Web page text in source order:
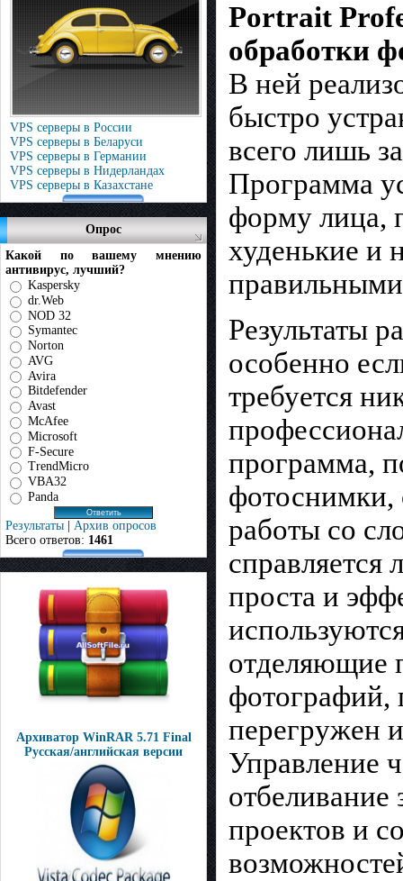
VPS серверы в России
VPS серверы в Беларуси
VPS серверы в Германии
VPS серверы в Нидерландах
VPS серверы в Казахстане
Опрос
Какой по вашему мнению
антивирус, лучший?
Kaspersky
dr.Web
NOD 32
Symantec
Norton
AVG
Avira
Bitdefender
Avast
McAfee
Microsoft
F-Secure
TrendMicro
VBA32
Panda
Результаты | Архив опросов
Всего ответов: 1461
Архиватор WinRAR 5.71 Final
Русская/английская версии
Portrait
обработки
В ней
быстро
всего лишь
Программа
форму лица,
худенькие и
Результаты
особенно
требуется
программа,
фотоснимки,
работы со
проста и
отделяющие
фотографий,
перегружен
Управление
отбеливание
проектов и